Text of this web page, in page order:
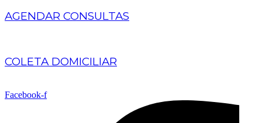
AGENDAR CONSULTAS
COLETA DOMICILIAR
Facebook-f